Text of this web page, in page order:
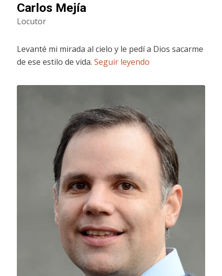
Carlos Mejía
Locutor
Levanté mi mirada al cielo y le pedí a Dios sacarme
de ese estilo de vida. Seguir leyendo